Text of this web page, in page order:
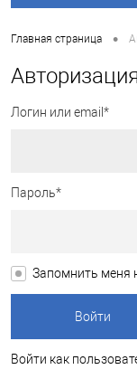
Главная страница •
Авторизация
Логин или email*
Пароль*
Запомнить меня
Войти как